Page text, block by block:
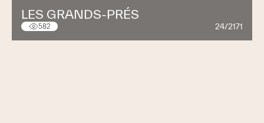
LES GRANDS-PRÉS
582 24/2171